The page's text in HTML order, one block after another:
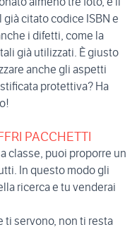
citato codice ISBN e
i difetti, come la
già utilizzati. È giusto
anche gli aspetti
protettiva? Ha
PACCHETTI
classe, puoi proporre un
In questo modo gli
ricerca e tu venderai
ti servono, non ti resta